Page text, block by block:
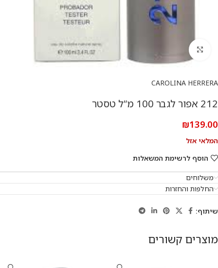
להגדלת התמונה
CAROLINA HERRERA
212 אפור לגבר 100 מ”ל טסטר
₪139.00
המלאי אזל
הוסף לרשימת המשאלות
משלוחים
החלפות והחזרות
שיתוף:
מוצרים קשורים